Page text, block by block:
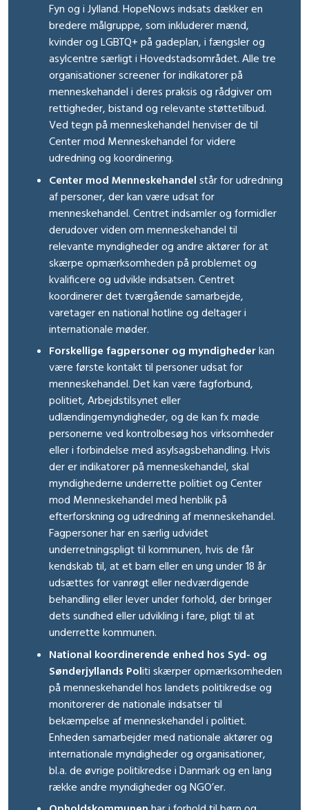
Fyn og i Jylland. HopeNows indsats dækker en
bredere målgruppe, som inkluderer mænd,
kvinder og LGBTQ+ på gadeplan, i fængsler og
asylcentre særligt i Hovedstadsområdet. Alle tre
organisationer screener for indikatorer på
menneskehandel i deres praksis og rådgiver om
rettigheder, bistand og relevante støttetilbud.
Ved tegn på menneskehandel henviser de til
Center mod Menneskehandel for videre
udredning og koordinering.
Center mod Menneskehandel står for udredning
af personer, der kan være udsat for
menneskehandel. Centret indsamler og formidler
derudover viden om menneskehandel til
relevante myndigheder og andre aktører for at
skærpe opmærksomheden på problemet og
kvalificere og udvikle indsatsen. Centret
koordinerer det tværgående samarbejde,
varetager en national hotline og deltager i
internationale møder.
Forskellige fagpersoner og myndigheder kan
være første kontakt til personer udsat for
menneskehandel. Det kan være fagforbund,
politiet, Arbejdstilsynet eller
udlændingemyndigheder, og de kan fx møde
personerne ved kontrolbesøg hos virksomheder
eller i forbindelse med asylsagsbehandling. Hvis
der er indikatorer på menneskehandel, skal
myndighederne underrette politiet og Center
mod Menneskehandel med henblik på
efterforskning og udredning af menneskehandel.
Fagpersoner har en særlig udvidet
underretningspligt til kommunen, hvis de får
kendskab til, at et barn eller en ung under 18 år
udsættes for vanrøgt eller nedværdigende
behandling eller lever under forhold, der bringer
dets sundhed eller udvikling i fare, pligt til at
underrette kommunen.
National koordinerende enhed hos Syd- og
Sønderjyllands Politi skærper opmærksomheden
på menneskehandel hos landets politikredse og
monitorerer de nationale indsatser til
bekæmpelse af menneskehandel i politiet.
Enheden samarbejder med nationale aktører og
internationale myndigheder og organisationer,
bl.a. de øvrige politikredse i Danmark og en lang
række andre myndigheder og NGO’er.